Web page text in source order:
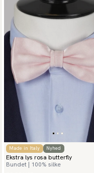
Made in Italy Nyhed
Ekstra lys rosa butterfly
Bundet | 100% silke